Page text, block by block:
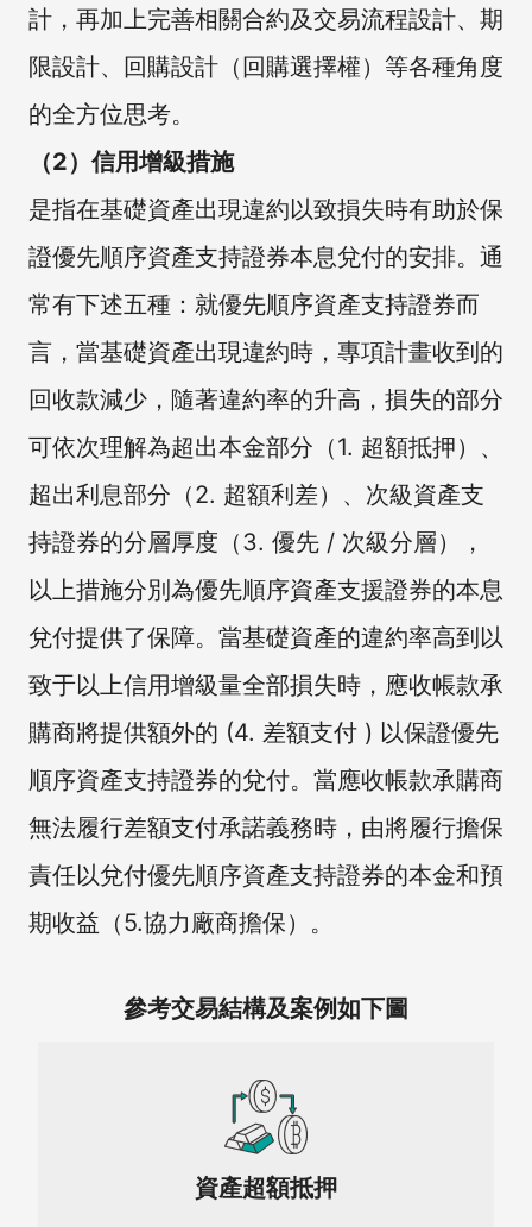
計，再加上完善相關合約及交易流程設計、期
限設計、回購設計（回購選擇權）等各種角度
的全方位思考。
（2）信用增級措施
是指在基礎資產出現違約以致損失時有助於保
證優先順序資產支持證券本息兌付的安排。通
常有下述五種：就優先順序資產支持證券而
言，當基礎資產出現違約時，專項計畫收到的
回收款減少，隨著違約率的升高，損失的部分
可依次理解為超出本金部分（1. 超額抵押）、
超出利息部分（2. 超額利差）、次級資產支
持證券的分層厚度（3. 優先 / 次級分層），
以上措施分別為優先順序資產支援證券的本息
兌付提供了保障。當基礎資產的違約率高到以
致于以上信用增級量全部損失時，應收帳款承
購商將提供額外的 (4. 差額支付 ) 以保證優先
順序資產支持證券的兌付。當應收帳款承購商
無法履行差額支付承諾義務時，由將履行擔保
責任以兌付優先順序資產支持證券的本金和預
期收益（5.協力廠商擔保）。
參考交易結構及案例如下圖
資產超額抵押